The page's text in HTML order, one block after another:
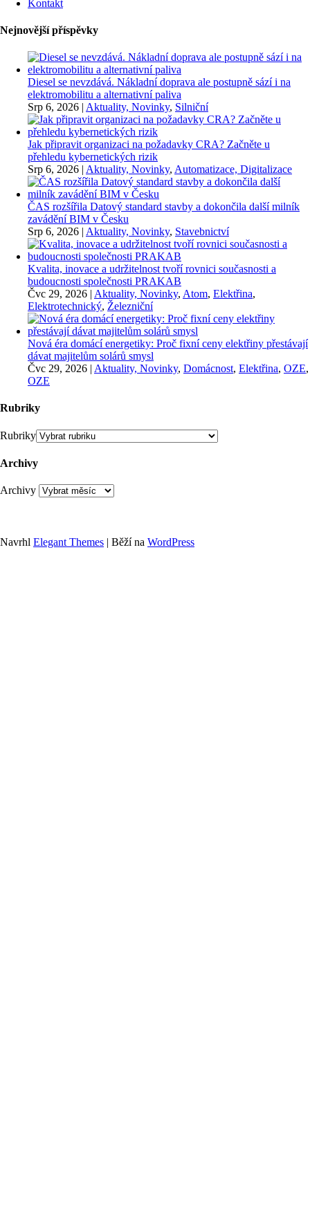
Kontakt
Nejnovější příspěvky
Diesel se nevzdává. Nákladní doprava ale postupně sází i na
elektromobilitu a alternativní paliva
Srp 6, 2026 | Aktuality, Novinky, Silniční
Jak připravit organizaci na požadavky CRA? Začněte u
přehledu kybernetických rizik
Srp 6, 2026 | Aktuality, Novinky, Automatizace, Digitalizace
ČAS rozšířila Datový standard stavby a dokončila další milník
zavádění BIM v Česku
Srp 6, 2026 | Aktuality, Novinky, Stavebnictví
Kvalita, inovace a udržitelnost tvoří rovnici současnosti a
budoucnosti společnosti PRAKAB
Čvc 29, 2026 | Aktuality, Novinky, Atom, Elektřina,
Elektrotechnický, Železniční
Nová éra domácí energetiky: Proč fixní ceny elektřiny přestávají
dávat majitelům solárů smysl
Čvc 29, 2026 | Aktuality, Novinky, Domácnost, Elektřina, OZE,
OZE
Rubriky
Rubriky
Archivy
Archivy
Navrhl Elegant Themes | Běží na WordPress